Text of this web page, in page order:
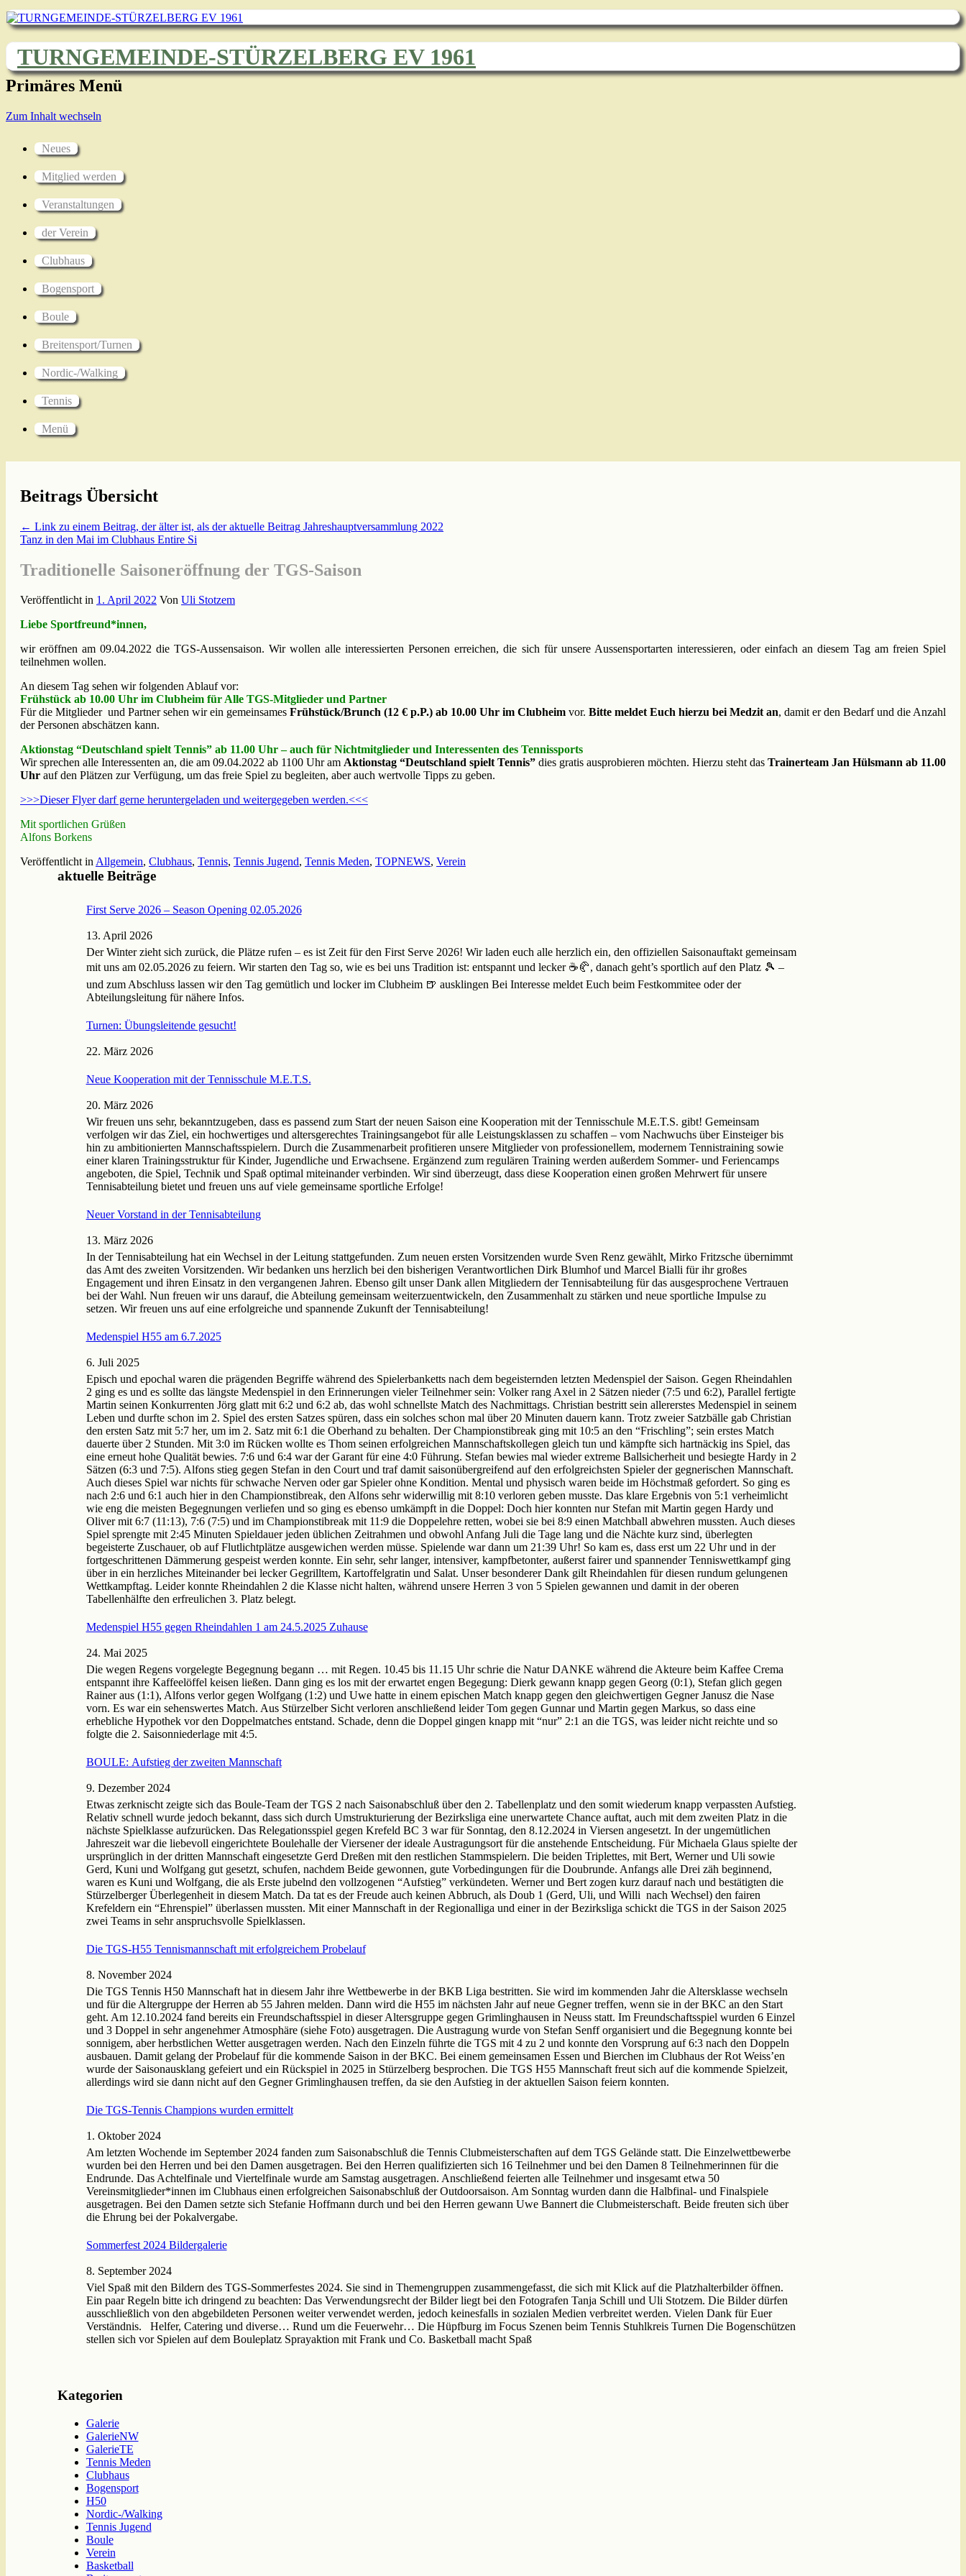
TURNGEMEINDE-STÜRZELBERG EV 1961
Primäres Menü
Zum Inhalt wechseln
Neues
Mitglied werden
Veranstaltungen
der Verein
Clubhaus
Bogensport
Boule
Breitensport/Turnen
Nordic-/Walking
Tennis
Menü
Beitrags Übersicht
← Link zu einem Beitrag, der älter ist, als der aktuelle Beitrag Jahreshauptversammlung 2022
Tanz in den Mai im Clubhaus Entire Si
Traditionelle Saisoneröffnung der TGS-Saison
Veröffentlicht in 1. April 2022 Von Uli Stotzem
Liebe Sportfreund*innen,
wir eröffnen am 09.04.2022 die TGS-Aussensaison. Wir wollen alle interessierten Personen erreichen, die sich für unsere Aussensportarten interessieren, oder einfach an diesem Tag am freien Spiel
teilnehmen wollen.
An diesem Tag sehen wir folgenden Ablauf vor:
Frühstück ab 10.00 Uhr im Clubheim für Alle TGS-Mitglieder und Partner
Für die Mitglieder und Partner sehen wir ein gemeinsames Frühstück/Brunch (12 € p.P.) ab 10.00 Uhr im Clubheim vor. Bitte meldet Euch hierzu bei Medzit an, damit er den Bedarf und die Anzahl
der Personen abschätzen kann.
Aktionstag “Deutschland spielt Tennis” ab 11.00 Uhr – auch für Nichtmitglieder und Interessenten des Tennissports
Wir sprechen alle Interessenten an, die am 09.04.2022 ab 1100 Uhr am Aktionstag “Deutschland spielt Tennis” dies gratis ausprobieren möchten. Hierzu steht das Trainerteam Jan Hülsmann ab 11.00
Uhr auf den Plätzen zur Verfügung, um das freie Spiel zu begleiten, aber auch wertvolle Tipps zu geben.
>>>Dieser Flyer darf gerne heruntergeladen und weitergegeben werden.<<<
Mit sportlichen Grüßen
Alfons Borkens
Veröffentlicht inAllgemein, Clubhaus, Tennis, Tennis Jugend, Tennis Meden, TOPNEWS, Verein
aktuelle Beiträge
First Serve 2026 – Season Opening 02.05.2026
13. April 2026
Der Winter zieht sich zurück, die Plätze rufen – es ist Zeit für den First Serve 2026! Wir laden euch alle herzlich ein, den offiziellen Saisonauftakt gemeinsam
mit uns am 02.05.2026 zu feiern. Wir starten den Tag so, wie es bei uns Tradition ist: entspannt und lecker ☕🥐, danach geht’s sportlich auf den Platz 🎾 –
und zum Abschluss lassen wir den Tag gemütlich und locker im Clubheim 🍺 ausklingen Bei Interesse meldet Euch beim Festkommitee oder der
Abteilungsleitung für nähere Infos.
Turnen: Übungsleitende gesucht!
22. März 2026
Neue Kooperation mit der Tennisschule M.E.T.S.
20. März 2026
Wir freuen uns sehr, bekanntzugeben, dass es passend zum Start der neuen Saison eine Kooperation mit der Tennisschule M.E.T.S. gibt! Gemeinsam
verfolgen wir das Ziel, ein hochwertiges und altersgerechtes Trainingsangebot für alle Leistungsklassen zu schaffen – vom Nachwuchs über Einsteiger bis
hin zu ambitionierten Mannschaftsspielern. Durch die Zusammenarbeit profitieren unsere Mitglieder von professionellem, modernem Tennistraining sowie
einer klaren Trainingsstruktur für Kinder, Jugendliche und Erwachsene. Ergänzend zum regulären Training werden außerdem Sommer- und Feriencamps
angeboten, die Spiel, Technik und Spaß optimal miteinander verbinden. Wir sind überzeugt, dass diese Kooperation einen großen Mehrwert für unsere
Tennisabteilung bietet und freuen uns auf viele gemeinsame sportliche Erfolge!
Neuer Vorstand in der Tennisabteilung
13. März 2026
In der Tennisabteilung hat ein Wechsel in der Leitung stattgefunden. Zum neuen ersten Vorsitzenden wurde Sven Renz gewählt, Mirko Fritzsche übernimmt
das Amt des zweiten Vorsitzenden. Wir bedanken uns herzlich bei den bisherigen Verantwortlichen Dirk Blumhof und Marcel Bialli für ihr großes
Engagement und ihren Einsatz in den vergangenen Jahren. Ebenso gilt unser Dank allen Mitgliedern der Tennisabteilung für das ausgesprochene Vertrauen
bei der Wahl. Nun freuen wir uns darauf, die Abteilung gemeinsam weiterzuentwickeln, den Zusammenhalt zu stärken und neue sportliche Impulse zu
setzen. Wir freuen uns auf eine erfolgreiche und spannende Zukunft der Tennisabteilung!
Medenspiel H55 am 6.7.2025
6. Juli 2025
Episch und epochal waren die prägenden Begriffe während des Spielerbanketts nach dem begeisternden letzten Medenspiel der Saison. Gegen Rheindahlen
2 ging es und es sollte das längste Medenspiel in den Erinnerungen vieler Teilnehmer sein: Volker rang Axel in 2 Sätzen nieder (7:5 und 6:2), Parallel fertigte
Martin seinen Konkurrenten Jörg glatt mit 6:2 und 6:2 ab, das wohl schnellste Match des Nachmittags. Christian bestritt sein allererstes Medenspiel in seinem
Leben und durfte schon im 2. Spiel des ersten Satzes spüren, dass ein solches schon mal über 20 Minuten dauern kann. Trotz zweier Satzbälle gab Christian
den ersten Satz mit 5:7 her, um im 2. Satz mit 6:1 die Oberhand zu behalten. Der Championstibreak ging mit 10:5 an den “Frischling”; sein erstes Match
dauerte über 2 Stunden. Mit 3:0 im Rücken wollte es Thom seinen erfolgreichen Mannschaftskollegen gleich tun und kämpfte sich hartnäckig ins Spiel, das
eine erneut hohe Qualität bewies. 7:6 und 6:4 war der Garant für eine 4:0 Führung. Stefan bewies mal wieder extreme Ballsicherheit und besiegte Hardy in 2
Sätzen (6:3 und 7:5). Alfons stieg gegen Stefan in den Court und traf damit saisonübergreifend auf den erfolgreichsten Spieler der gegnerischen Mannschaft.
Auch dieses Spiel war nichts für schwache Nerven oder gar Spieler ohne Kondition. Mental und physisch waren beide im Höchstmaß gefordert. So ging es
nach 2:6 und 6:1 auch hier in den Championstibreak, den Alfons sehr widerwillig mit 8:10 verloren geben musste. Das klare Ergebnis von 5:1 verheimlicht
wie eng die meisten Begegnungen verliefen und so ging es ebenso umkämpft in die Doppel: Doch hier konnten nur Stefan mit Martin gegen Hardy und
Oliver mit 6:7 (11:13), 7:6 (7:5) und im Championstibreak mit 11:9 die Doppelehre retten, wobei sie bei 8:9 einen Matchball abwehren mussten. Auch dieses
Spiel sprengte mit 2:45 Minuten Spieldauer jeden üblichen Zeitrahmen und obwohl Anfang Juli die Tage lang und die Nächte kurz sind, überlegten
begeisterte Zuschauer, ob auf Flutlichtplätze ausgewichen werden müsse. Spielende war dann um 21:39 Uhr! So kam es, dass erst um 22 Uhr und in der
fortgeschrittenen Dämmerung gespeist werden konnte. Ein sehr, sehr langer, intensiver, kampfbetonter, außerst fairer und spannender Tenniswettkampf ging
über in ein herzliches Miteinander bei lecker Gegrilltem, Kartoffelgratin und Salat. Unser besonderer Dank gilt Rheindahlen für diesen rundum gelungenen
Wettkampftag. Leider konnte Rheindahlen 2 die Klasse nicht halten, während unsere Herren 3 von 5 Spielen gewannen und damit in der oberen
Tabellenhälfte den erfreulichen 3. Platz belegt.
Medenspiel H55 gegen Rheindahlen 1 am 24.5.2025 Zuhause
24. Mai 2025
Die wegen Regens vorgelegte Begegnung begann … mit Regen. 10.45 bis 11.15 Uhr schrie die Natur DANKE während die Akteure beim Kaffee Crema
entspannt ihre Kaffeelöffel keisen ließen. Dann ging es los mit der erwartet engen Begegung: Dierk gewann knapp gegen Georg (0:1), Stefan glich gegen
Rainer aus (1:1), Alfons verlor gegen Wolfgang (1:2) und Uwe hatte in einem epischen Match knapp gegen den gleichwertigen Gegner Janusz die Nase
vorn. Es war ein sehenswertes Match. Aus Stürzelber Sicht verloren anschließend leider Tom gegen Gunnar und Martin gegen Markus, so dass eine
erhebliche Hypothek vor den Doppelmatches entstand. Schade, denn die Doppel gingen knapp mit “nur” 2:1 an die TGS, was leider nicht reichte und so
folgte die 2. Saisonniederlage mit 4:5.
BOULE: Aufstieg der zweiten Mannschaft
9. Dezember 2024
Etwas zerknischt zeigte sich das Boule-Team der TGS 2 nach Saisonabschluß über den 2. Tabellenplatz und den somit wiederum knapp verpassten Aufstieg.
Relativ schnell wurde jedoch bekannt, dass sich durch Umstrukturierung der Bezirksliga eine unerwartete Chance auftat, auch mit dem zweiten Platz in die
nächste Spielklasse aufzurücken. Das Relegationsspiel gegen Krefeld BC 3 war für Sonntag, den 8.12.2024 in Viersen angesetzt. In der ungemütlichen
Jahreszeit war die liebevoll eingerichtete Boulehalle der Viersener der ideale Austragungsort für die anstehende Entscheidung. Für Michaela Glaus spielte der
ursprünglich in der dritten Mannschaft eingesetzte Gerd Dreßen mit den restlichen Stammspielern. Die beiden Triplettes, mit Bert, Werner und Uli sowie
Gerd, Kuni und Wolfgang gut gesetzt, schufen, nachdem Beide gewonnen, gute Vorbedingungen für die Doubrunde. Anfangs alle Drei zäh beginnend,
waren es Kuni und Wolfgang, die als Erste jubelnd den vollzogenen “Aufstieg” verkündeten. Werner und Bert zogen kurz darauf nach und bestätigten die
Stürzelberger Überlegenheit in diesem Match. Da tat es der Freude auch keinen Abbruch, als Doub 1 (Gerd, Uli, und Willi nach Wechsel) den fairen
Krefeldern ein “Ehrenspiel” überlassen mussten. Mit einer Mannschaft in der Regionalliga und einer in der Bezirksliga schickt die TGS in der Saison 2025
zwei Teams in sehr anspruchsvolle Spielklassen.
Die TGS-H55 Tennismannschaft mit erfolgreichem Probelauf
8. November 2024
Die TGS Tennis H50 Mannschaft hat in diesem Jahr ihre Wettbewerbe in der BKB Liga bestritten. Sie wird im kommenden Jahr die Altersklasse wechseln
und für die Altergruppe der Herren ab 55 Jahren melden. Dann wird die H55 im nächsten Jahr auf neue Gegner treffen, wenn sie in der BKC an den Start
geht. Am 12.10.2024 fand bereits ein Freundschaftsspiel in dieser Altersgruppe gegen Grimlinghausen in Neuss statt. Im Freundschaftsspiel wurden 6 Einzel
und 3 Doppel in sehr angenehmer Atmosphäre (siehe Foto) ausgetragen. Die Austragung wurde von Stefan Senff organisiert und die Begegnung konnte bei
sonnigem, aber herbstlichen Wetter ausgetragen werden. Nach den Einzeln führte die TGS mit 4 zu 2 und konnte den Vorsprung auf 6:3 nach den Doppeln
ausbauen. Damit gelang der Probelauf für die kommende Saison in der BKC. Bei einem gemeinsamen Essen und Bierchen im Clubhaus der Rot Weiss’en
wurde der Saisonausklang gefeiert und ein Rückspiel in 2025 in Stürzelberg besprochen. Die TGS H55 Mannschaft freut sich auf die kommende Spielzeit,
allerdings wird sie dann nicht auf den Gegner Grimlinghausen treffen, da sie den Aufstieg in der aktuellen Saison feiern konnten.
Die TGS-Tennis Champions wurden ermittelt
1. Oktober 2024
Am letzten Wochende im September 2024 fanden zum Saisonabschluß die Tennis Clubmeisterschaften auf dem TGS Gelände statt. Die Einzelwettbewerbe
wurden bei den Herren und bei den Damen ausgetragen. Bei den Herren qualifizierten sich 16 Teilnehmer und bei den Damen 8 Teilnehmerinnen für die
Endrunde. Das Achtelfinale und Viertelfinale wurde am Samstag ausgetragen. Anschließend feierten alle Teilnehmer und insgesamt etwa 50
Vereinsmitglieder*innen im Clubhaus einen erfolgreichen Saisonabschluß der Outdoorsaison. Am Sonntag wurden dann die Halbfinal- und Finalspiele
ausgetragen. Bei den Damen setzte sich Stefanie Hoffmann durch und bei den Herren gewann Uwe Bannert die Clubmeisterschaft. Beide freuten sich über
die Ehrung bei der Pokalvergabe.
Sommerfest 2024 Bildergalerie
8. September 2024
Viel Spaß mit den Bildern des TGS-Sommerfestes 2024. Sie sind in Themengruppen zusammengefasst, die sich mit Klick auf die Platzhalterbilder öffnen.
Ein paar Regeln bitte ich dringend zu beachten: Das Verwendungsrecht der Bilder liegt bei den Fotografen Tanja Schill und Uli Stotzem. Die Bilder dürfen
ausschließlich von den abgebildeten Personen weiter verwendet werden, jedoch keinesfalls in sozialen Medien verbreitet werden. Vielen Dank für Euer
Verständnis. Helfer, Catering und diverse… Rund um die Feuerwehr… Die Hüpfburg im Focus Szenen beim Tennis Stuhlkreis Turnen Die Bogenschützen
stellen sich vor Spielen auf dem Bouleplatz Sprayaktion mit Frank und Co. Basketball macht Spaß
Kategorien
Galerie
GalerieNW
GalerieTE
Tennis Meden
Clubhaus
Bogensport
H50
Nordic-/Walking
Tennis Jugend
Boule
Verein
Basketball